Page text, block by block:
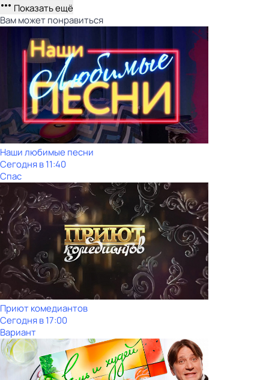
Показать ещё
Вам может понравиться
Наши любимые песни
Сегодня в 11:40
Спас
Приют комедиантов
Сегодня в 17:00
Вариант